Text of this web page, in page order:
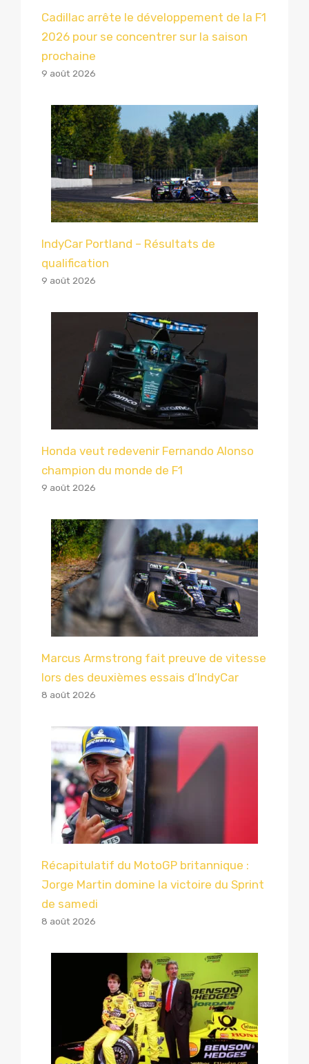
Cadillac arrête le développement de la F1
2026 pour se concentrer sur la saison
prochaine
9 août 2026
IndyCar Portland – Résultats de
qualification
9 août 2026
Honda veut redevenir Fernando Alonso
champion du monde de F1
9 août 2026
Marcus Armstrong fait preuve de vitesse
lors des deuxièmes essais d’IndyCar
8 août 2026
Récapitulatif du MotoGP britannique :
Jorge Martin domine la victoire du Sprint
de samedi
8 août 2026